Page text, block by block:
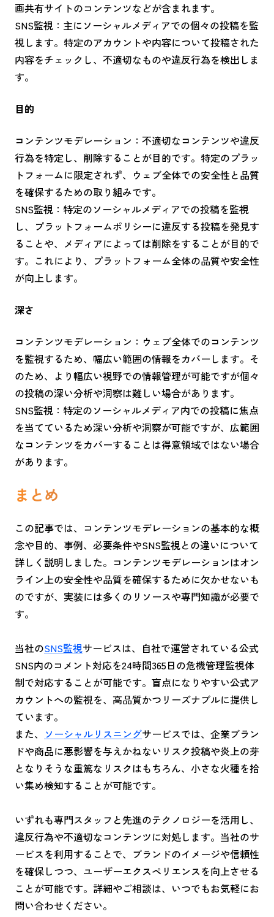
画共有サイトのコンテンツなどが含まれます。
SNS監視：主にソーシャルメディアでの個々の投稿を監
視します。特定のアカウントや内容について投稿された
内容をチェックし、不適切なものや違反行為を検出しま
す。
目的
コンテンツモデレーション：不適切なコンテンツや違反
行為を特定し、削除することが目的です。特定のプラッ
トフォームに限定されず、ウェブ全体での安全性と品質
を確保するための取り組みです。
SNS監視：特定のソーシャルメディアでの投稿を監視
し、プラットフォームポリシーに違反する投稿を発見す
ることや、メディアによっては削除をすることが目的で
す。これにより、プラットフォーム全体の品質や安全性
が向上します。
深さ
コンテンツモデレーション：ウェブ全体でのコンテンツ
を監視するため、幅広い範囲の情報をカバーします。そ
のため、より幅広い視野での情報管理が可能ですが個々
の投稿の深い分析や洞察は難しい場合があります。
SNS監視：特定のソーシャルメディア内での投稿に焦点
を当てているため深い分析や洞察が可能ですが、広範囲
なコンテンツをカバーすることは得意領域ではない場合
があります。
まとめ
この記事では、コンテンツモデレーションの基本的な概
念や目的、事例、必要条件やSNS監視との違いについて
詳しく説明しました。コンテンツモデレーションはオン
ライン上の安全性や品質を確保するために欠かせないも
のですが、実装には多くのリソースや専門知識が必要で
す。
当社のSNS監視サービスは、自社で運営されている公式
SNS内のコメント対応を24時間365日の危機管理監視体
制で対応することが可能です。盲点になりやすい公式ア
カウントへの監視を、高品質かつリーズナブルに提供し
ています。
また、 ソーシャルリスニングサービスでは、企業ブラン
ドや商品に悪影響を与えかねないリスク投稿や炎上の芽
となりそうな重篤なリスクはもちろん、小さな火種を拾
い集め検知することが可能です。
いずれも専門スタッフと先進のテクノロジーを活用し、
違反行為や不適切なコンテンツに対処します。当社のサ
ービスを利用することで、ブランドのイメージや信頼性
を確保しつつ、ユーザーエクスペリエンスを向上させる
ことが可能です。詳細やご相談は、いつでもお気軽にお
問い合わせください。